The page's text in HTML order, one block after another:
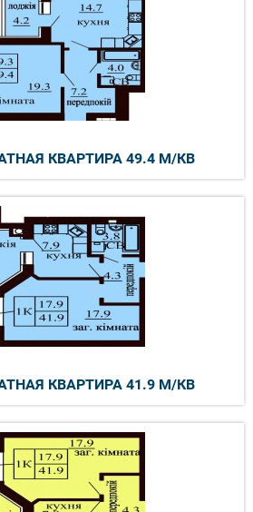
КВАРТИРА 49.4 М/КВ
КВАРТИРА 41.9 М/КВ